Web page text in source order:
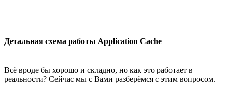
Детальная схема работы Application Cache
Всё вроде бы хорошо и складно, но как это работает в
реальности? Сейчас мы с Вами разберёмся с этим вопросом.